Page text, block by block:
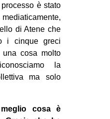
è stato
di Atene che
i cinque greci
una cosa molto
la
ma solo
cosa è